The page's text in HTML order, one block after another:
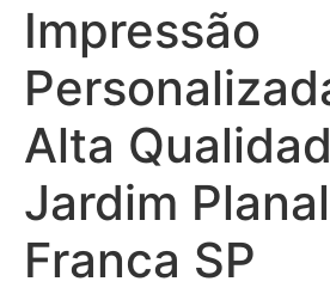
Impressão
Alta
Jardim
Franca SP